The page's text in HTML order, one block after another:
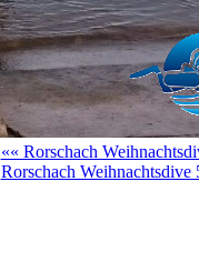
«« Rorschach
Rorschach Weihnachtsdive